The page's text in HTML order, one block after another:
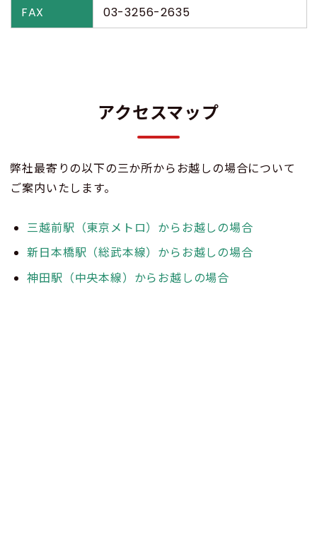
FAX
03-3256-2635
アクセスマップ
弊社最寄りの以下の三か所からお越しの場合について
ご案内いたします。
三越前駅（東京メトロ）からお越しの場合
新日本橋駅（総武本線）からお越しの場合
神田駅（中央本線）からお越しの場合